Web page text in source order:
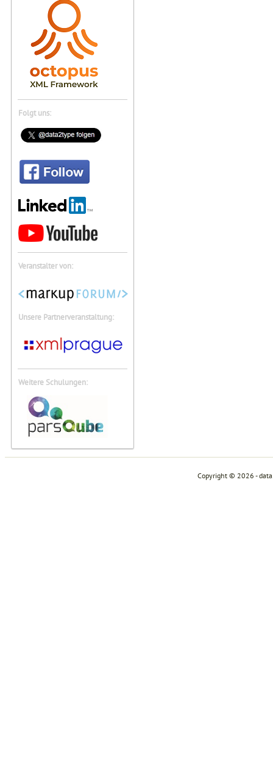
Folgt uns:
Veranstalter von:
Unsere Partnerveranstaltung:
Weitere Schulungen:
Copyright © 2026 -